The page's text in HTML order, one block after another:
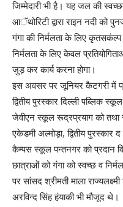
जिम्मेदारी भी है। यह जल की
आॅथोरिटी द्वारा राइन नदी को
गंगा की निर्मलता के लिए
निर्मलता के लिए केवल
जुड़ कर कार्य करना होगा।
इस अवसर पर जूनियर कैटगरी में
द्वितीय पुरस्कार दिल्ली पब्लिक
जेवीएन स्कूल रूद्रप्रयाग को तथा
एकेडमी अल्मोड़ा, द्वितीय पुरस्कार
कैम्पस स्कूल पन्तनगर को प्रदान
छात्राओं को गंगा को स्वच्छ व
पर सांसद श्रीमती माला
अरविन्द सिंह हंयाकी भी मौजूद थे।